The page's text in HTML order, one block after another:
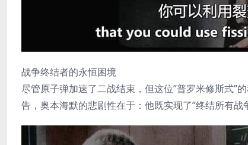
战争终结者的永恒困境
尽管原子弹加速了二战结束，但这位”普罗米修斯式”
告，奥本海默的悲剧性在于：他既实现了”终结所有战